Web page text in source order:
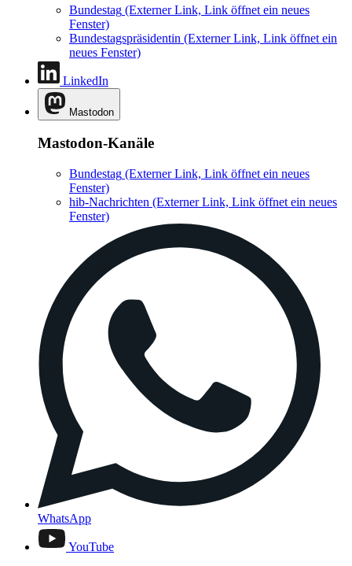
Bundestag (Externer Link, Link öffnet ein neues
Fenster)
Bundestagspräsidentin (Externer Link, Link öffnet ein
neues Fenster)
LinkedIn
Mastodon
Mastodon-Kanäle
Bundestag (Externer Link, Link öffnet ein neues
Fenster)
hib-Nachrichten (Externer Link, Link öffnet ein neues
Fenster)
WhatsApp
YouTube